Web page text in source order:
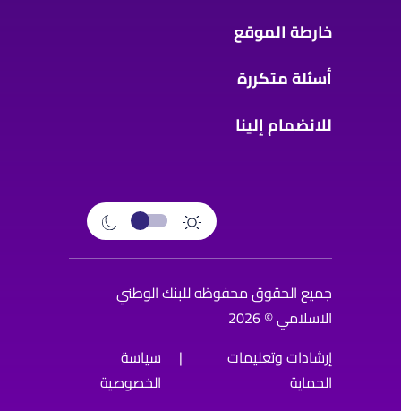
خارطة الموقع
أسئلة متكررة
للانضمام إلينا
جميع الحقوق محفوظه للبنك الوطني
الاسلامي © 2026
إرشادات وتعليمات
الحماية
|
سياسة
الخصوصية